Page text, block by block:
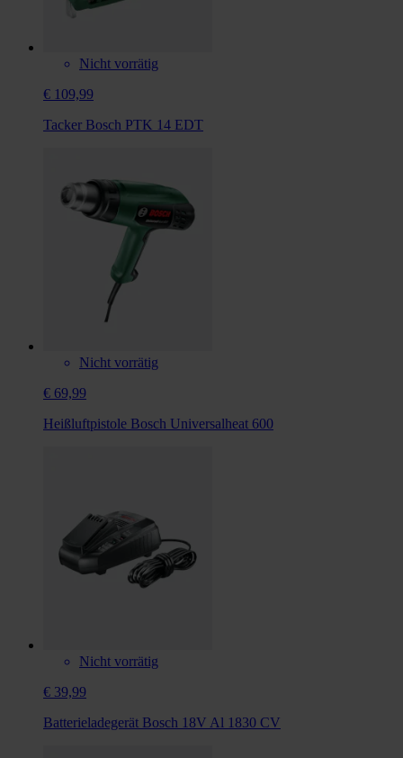
Nicht vorrätig
€ 109,99
Tacker Bosch PTK 14 EDT
Nicht vorrätig
€ 69,99
Heißluftpistole Bosch Universalheat 600
Nicht vorrätig
€ 39,99
Batterieladegerät Bosch 18V Al 1830 CV